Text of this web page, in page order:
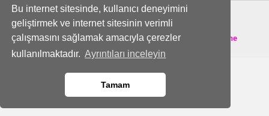
Bu internet sitesinde, kullanıcı deneyimini
geliştirmek ve internet sitesinin verimli
çalışmasını sağlamak amacıyla çerezler
kullanılmaktadır. Ayrıntıları inceleyin
Tamam
Crafted with byTemplatesYard| Distributed by Theme